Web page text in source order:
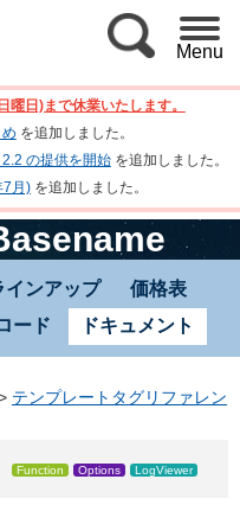
Menu
日)まで休業いたします。
を追加しました。
の提供を開始を追加しました。
7月)を追加しました。
インアップ
価格表
ード ドキュメント
テンプレートタグリファレン
Function Options LogViewer